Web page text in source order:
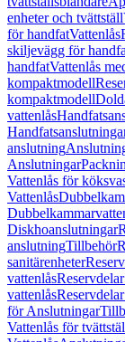
enheter och tvättställ
för handfatVattenlås
skiljevägg för
handfatVattenlås
kompaktmodell
kompaktmodell
vattenlås
anslutning
Anslutningar
Vattenlås för
Vattenlås
Diskhoanslutningar
anslutningTillbehör
sanitärenheter
vattenlås
vattenlås
för Anslutningar
Vattenlås för